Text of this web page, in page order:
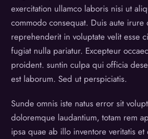
exercitation ullamco laboris nisi ut
commodo consequat. Duis aute irure
reprehenderit in voluptate velit esse
fugiat nulla pariatur. Excepteur
proident. suntin culpa qui officia
est laborum. Sed ut perspiciatis.
Sunde omnis iste natus error sit
doloremque laudantium, totam rem
ipsa quae ab illo inventore veritatis et